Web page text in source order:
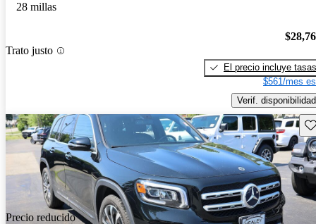
28 millas
Trato justo
El precio incluye tasas
$561/mes
Verif. disponibilidad
Precio reducido